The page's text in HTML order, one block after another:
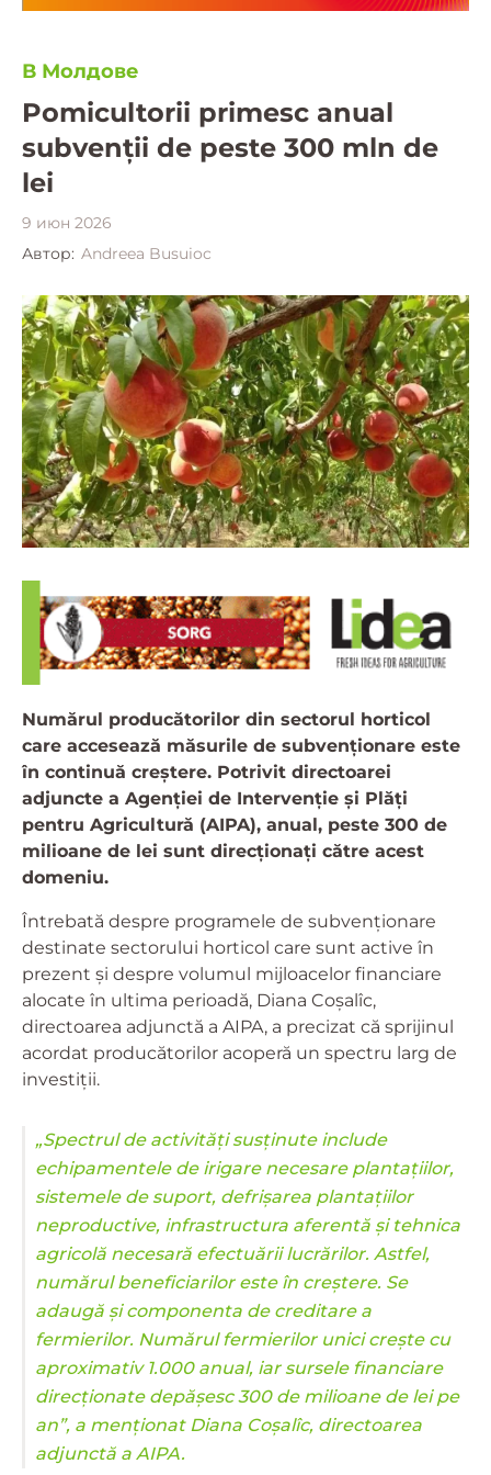
В Молдове
Pomicultorii primesc anual
subvenții de peste 300 mln de
lei
9 июн 2026
Автор: Andreea Busuioc
Numărul producătorilor din sectorul horticol
care accesează măsurile de subvenționare este
în continuă creștere. Potrivit directoarei
adjuncte a Agenției de Intervenție și Plăți
pentru Agricultură (AIPA), anual, peste 300 de
milioane de lei sunt direcționați către acest
domeniu.
Întrebată despre programele de subvenționare
destinate sectorului horticol care sunt active în
prezent și despre volumul mijloacelor financiare
alocate în ultima perioadă, Diana Coșalîc,
directoarea adjunctă a AIPA, a precizat că sprijinul
acordat producătorilor acoperă un spectru larg de
investiții.
„Spectrul de activități susținute include
echipamentele de irigare necesare plantațiilor,
sistemele de suport, defrișarea plantațiilor
neproductive, infrastructura aferentă și tehnica
agricolă necesară efectuării lucrărilor. Astfel,
numărul beneficiarilor este în creștere. Se
adaugă și componenta de creditare a
fermierilor. Numărul fermierilor unici crește cu
aproximativ 1.000 anual, iar sursele financiare
direcționate depășesc 300 de milioane de lei pe
an”, a menționat Diana Coșalîc, directoarea
adjunctă a AIPA.